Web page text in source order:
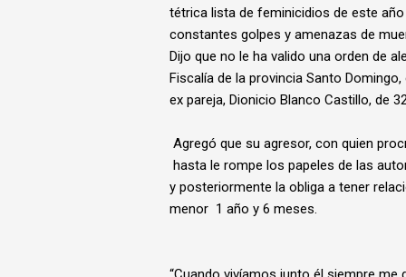
tétrica lista de feminicidios de este
constantes golpes y amenazas de
Dijo que no le ha valido una orden de
Fiscalía de la provincia Santo
ex pareja, Dionicio Blanco Castillo, de
Agregó que su agresor, con quien
hasta le rompe los papeles de las
y posteriormente la obliga a tener
menor 1 año y 6 meses.